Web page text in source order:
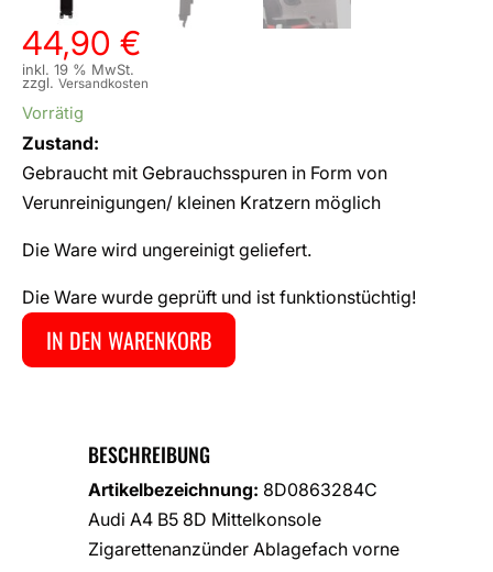
44,90 €
inkl. 19 % MwSt.
zzgl. Versandkosten
Vorrätig
Zustand:
Gebraucht mit Gebrauchsspuren in Form von
Verunreinigungen/ kleinen Kratzern möglich
Die Ware wird ungereinigt geliefert.
Die Ware wurde geprüft und ist funktionstüchtig!
IN DEN WARENKORB
BESCHREIBUNG
Artikelbezeichnung: 8D0863284C
Audi A4 B5 8D Mittelkonsole
Zigarettenanzünder Ablagefach vorne